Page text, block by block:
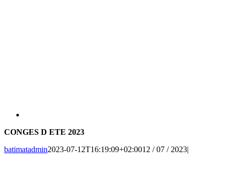
CONGES D ETE 2023
batimatadmin2023-07-12T16:19:09+02:0012 / 07 / 2023|